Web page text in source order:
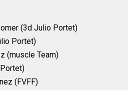
(3d Julio Portet)
Portet)
(muscle Team)
(FVFF)